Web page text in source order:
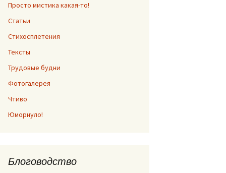
Просто мистика какая-то!
Статьи
Стихосплетения
Тексты
Трудовые будни
Фотогалерея
Чтиво
Юморнуло!
Блоговодство